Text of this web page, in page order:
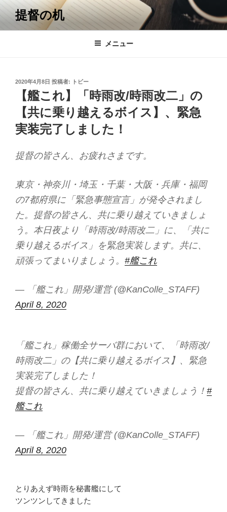
コ
テ
提督の机
メニュー
投
2020年4月8日 投稿者: トビー
【艦これ】「時雨改/時雨改二」の
【共に乗り越えるボイス】、緊急
実装完了しました！
提督の皆さん、お疲れさまです。
東京・神奈川・埼玉・千葉・大阪・兵庫・福岡
の7都府県に「緊急事態宣言」が発令されまし
た。提督の皆さん、共に乗り越えていきましょ
う。本日夜より「時雨改/時雨改二」に、「共に
乗り越えるボイス」を緊急実装します。共に、
頑張ってまいりましょう。 #艦これ
— 「艦これ」開発/運営 (@KanColle_STAFF)
April 8, 2020
「艦これ」稼働全サーバ群において、「時雨改/
時雨改二」の【共に乗り越えるボイス】、緊急
実装完了しました！
提督の皆さん、共に乗り越えていきましょう！ #
艦これ
— 「艦これ」開発/運営 (@KanColle_STAFF)
April 8, 2020
とりあえず時雨を秘書艦にして
ツンツンしてきました